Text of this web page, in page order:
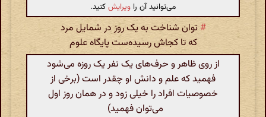
می‌توانید آن را ویرایشکنید.
# توان شناخت به یک روز در شمایل مرد
که تا کجاش رسیده‌ست پایگاه علوم
از روی ظاهر و حرف‌های یک نفر یک روزه می‌شود
فهمید که علم و دانش او چقدر است (برخی از
خصوصیات افراد را خیلی زود و در همان روز اول
می‌توان فهمید)